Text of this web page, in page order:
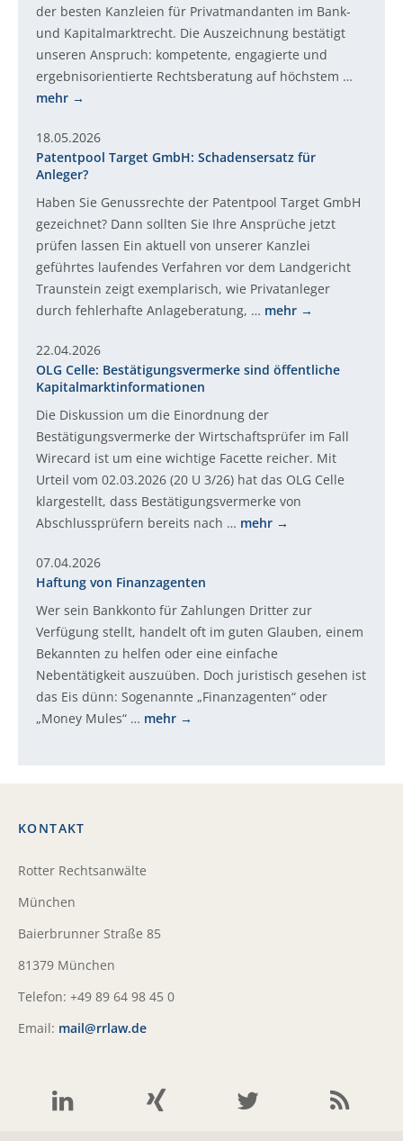
der besten Kanzleien für Privatmandanten im Bank-
und Kapitalmarktrecht. Die Auszeichnung bestätigt
unseren Anspruch: kompetente, engagierte und
ergebnisorientierte Rechtsberatung auf höchstem …
mehr
18.05.2026
Patentpool Target GmbH: Schadensersatz für
Anleger?
Haben Sie Genussrechte der Patentpool Target GmbH
gezeichnet? Dann sollten Sie Ihre Ansprüche jetzt
prüfen lassen Ein aktuell von unserer Kanzlei
geführtes laufendes Verfahren vor dem Landgericht
Traunstein zeigt exemplarisch, wie Privatanleger
durch fehlerhafte Anlageberatung, … mehr
22.04.2026
OLG Celle: Bestätigungsvermerke sind öffentliche
Kapitalmarktinformationen
Die Diskussion um die Einordnung der
Bestätigungsvermerke der Wirtschaftsprüfer im Fall
Wirecard ist um eine wichtige Facette reicher. Mit
Urteil vom 02.03.2026 (20 U 3/26) hat das OLG Celle
klargestellt, dass Bestätigungsvermerke von
Abschlussprüfern bereits nach … mehr
07.04.2026
Haftung von Finanzagenten
Wer sein Bankkonto für Zahlungen Dritter zur
Verfügung stellt, handelt oft im guten Glauben, einem
Bekannten zu helfen oder eine einfache
Nebentätigkeit auszuüben. Doch juristisch gesehen ist
das Eis dünn: Sogenannte „Finanzagenten“ oder
„Money Mules“ … mehr
KONTAKT
Rotter Rechtsanwälte
München
Baierbrunner Straße 85
81379 München
Telefon: +49 89 64 98 45 0
Email: mail@rrlaw.de